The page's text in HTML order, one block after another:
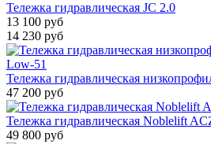
Тележка гидравлическая JC 2.0
13 100 руб
14 230 руб
Тележка гидравлическая
47 200 руб
Тележка гидравлическая Noblelift
49 800 руб